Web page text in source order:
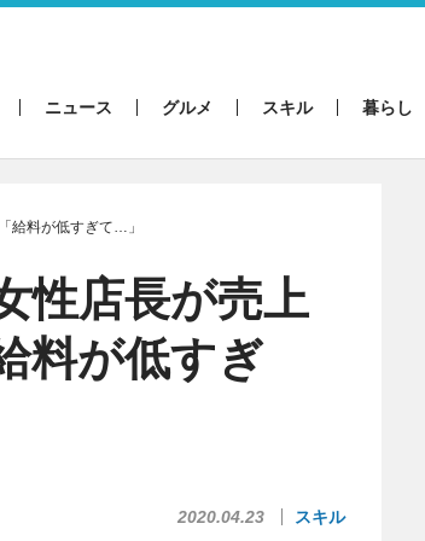
ニュース グルメ スキル 暮らし
給料が低すぎて…」
性店長が売上
料が低すぎ
2020.04.23 スキル